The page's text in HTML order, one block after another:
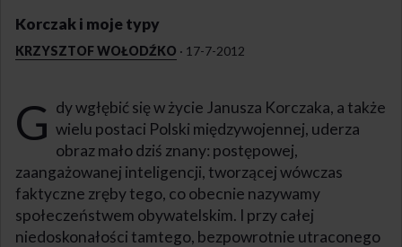
Korczak i moje typy
KRZYSZTOF WOŁODŹKO · 17-7-2012
G dy wgłębić się w życie Janusza Korczaka, a także
wielu postaci Polski międzywojennej, uderza
obraz mało dziś znany: postępowej,
zaangażowanej inteligencji, tworzącej wówczas
faktyczne zręby tego, co obecnie nazywamy
społeczeństwem obywatelskim. I przy całej
niedoskonałości tamtego, bezpowrotnie utraconego